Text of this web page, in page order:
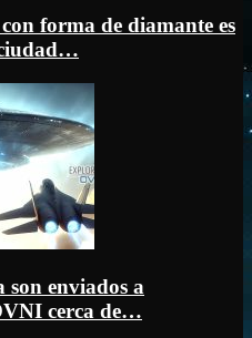
forma de diamante es
son enviados a
cerca de…